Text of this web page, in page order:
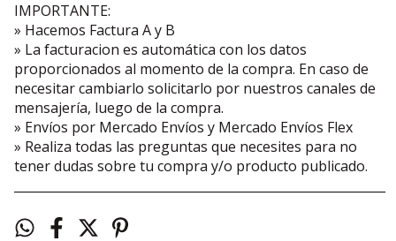
IMPORTANTE:
» Hacemos Factura A y B
» La facturacion es automática con los datos
proporcionados al momento de la compra. En caso de
necesitar cambiarlo solicitarlo por nuestros canales de
mensajería, luego de la compra.
» Envíos por Mercado Envíos y Mercado Envíos Flex
» Realiza todas las preguntas que necesites para no
tener dudas sobre tu compra y/o producto publicado.